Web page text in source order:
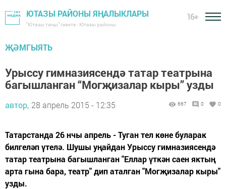
ЮТАЗЫ РАЙОНЫ ЯҢАЛЫКЛАРЫ
"Ютазы таңы" гәзите - Ютазы районы
16+
ҖӘМГЫЯТЬ
Урыссу гимназиясендә татар театрына
багышланган “Могҗизалар кыры” узды
автор, 28 апрель 2015 - 12:35 667 0 0
Татарстанда 26 нчы апрель - Туган тел көне буларак
билгеләп үтелә. Шушы уңайдан Урыссу гимназиясендә
татар театрына багышланган "Еллар үткән саен яктың
арта гына бара, театр" дип аталган "Могҗизалар кыры"
узды.